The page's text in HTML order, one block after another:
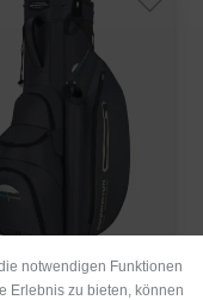
notwendigen Funktionen
Erlebnis zu bieten, können